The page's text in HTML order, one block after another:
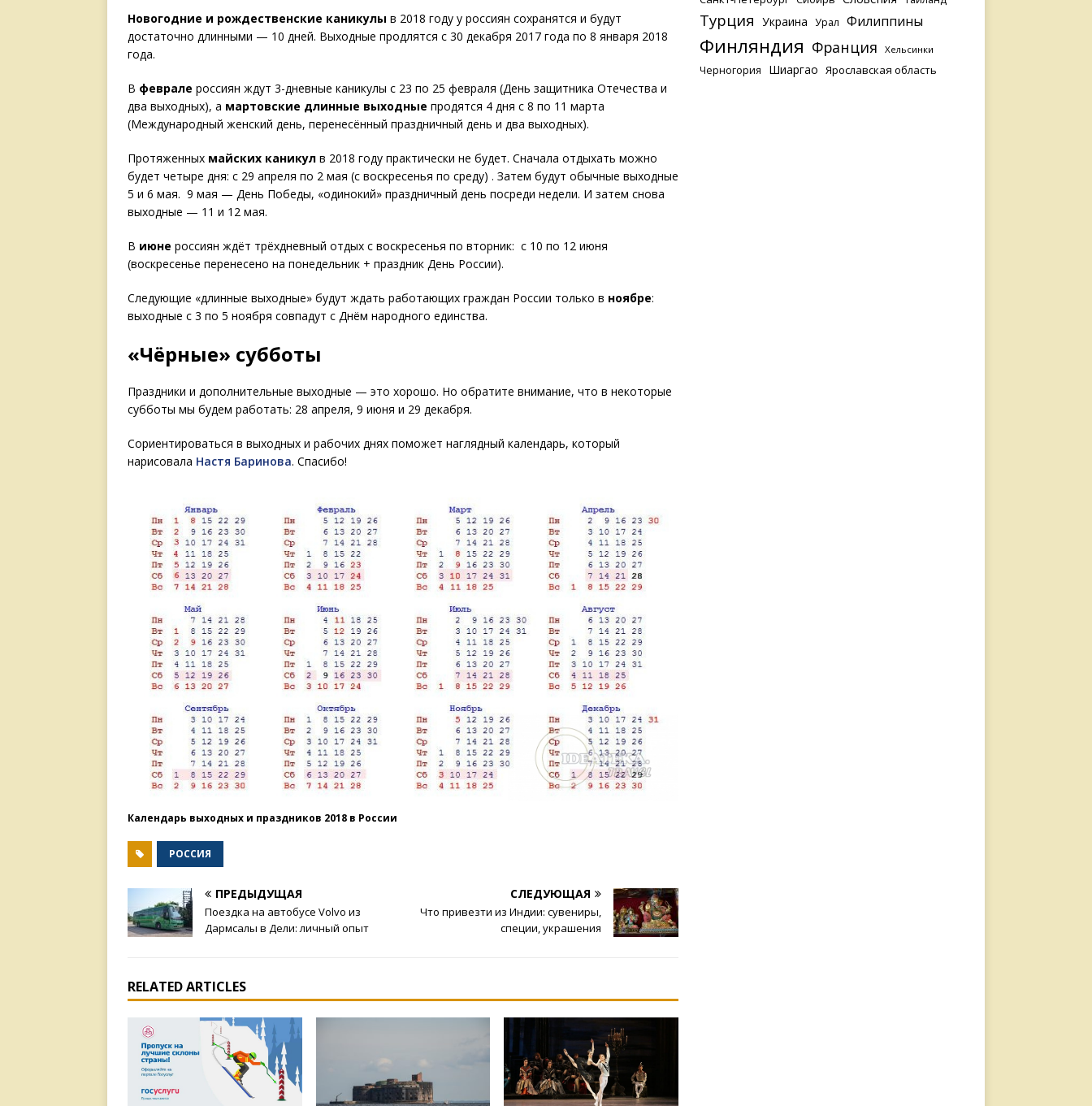
Новогодние и рождественские каникулы в 2018 году у россиян сохранятся и будут
достаточно длинными — 10 дней. Выходные продлятся с 30 декабря 2017 года по 8 января 2018
года.
В феврале россиян ждут 3-дневные каникулы с 23 по 25 февраля (День защитника Отечества и
два выходных), а мартовские длинные выходные продятся 4 дня с 8 по 11 марта
(Международный женский день, перенесённый праздничный день и два выходных).
Протяженных майских каникул в 2018 году практически не будет. Сначала отдыхать можно
будет четыре дня: с 29 апреля по 2 мая (с воскресенья по среду) . Затем будут обычные выходные
5 и 6 мая. 9 мая — День Победы, «одинокий» праздничный день посреди недели. И затем снова
выходные — 11 и 12 мая.
В июне россиян ждёт трёхдневный отдых с воскресенья по вторник: с 10 по 12 июня
(воскресенье перенесено на понедельник + праздник День России).
Следующие «длинные выходные» будут ждать работающих граждан России только в ноябре:
выходные с 3 по 5 ноября совпадут с Днём народного единства.
«Чёрные» субботы
Праздники и дополнительные выходные — это хорошо. Но обратите внимание, что в некоторые
субботы мы будем работать: 28 апреля, 9 июня и 29 декабря.
Сориентироваться в выходных и рабочих днях поможет наглядный календарь, который
нарисовала Настя Баринова. Спасибо!
Календарь выходных и праздников 2018 в России
РОССИЯ
ПРЕДЫДУЩАЯ
Поездка на автобусе Volvo из
Дармсалы в Дели: личный опыт
СЛЕДУЮЩАЯ
Что привезти из Индии: сувениры,
специи, украшения
RELATED ARTICLES
Турция Украина Урал Филиппины
Финляндия Франция Хельсинки
Черногория Шиаргао Ярославская область